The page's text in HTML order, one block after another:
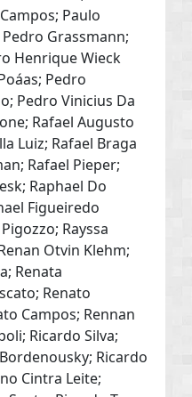
Paulo
Grassmann;
Henrique Wieck
Pedro
Pedro Vinicius Da
Rafael Augusto
Luiz; Rafael Braga
Rafael Pieper;
Raphael Do
Figueiredo
Rayssa
Otvin Klehm;
Renata
Renato
Campos; Rennan
Ricardo Silva;
Ricardo
Cintra Leite;